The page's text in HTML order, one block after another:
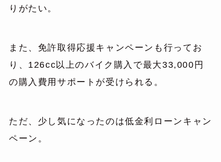
りがたい。
また、免許取得応援キャンペーンも行ってお
り、126cc以上のバイク購入で最大33,000円
の購入費用サポートが受けられる。
ただ、少し気になったのは低金利ローンキャン
ペーン。